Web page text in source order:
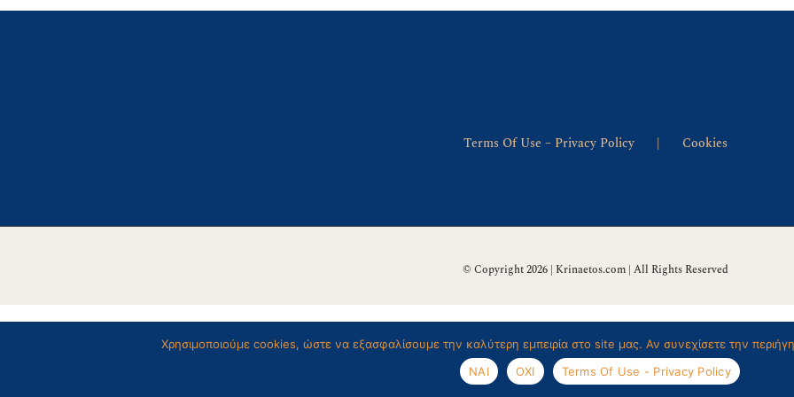
Terms Of Use – Privacy Policy Cookies
© Copyright 2026 | Krinaetos.com | All Rights Reserved
Χρησιμοποιούμε cookies, ώστε να εξασφαλίσουμε την καλύτερη εμπειρία στο site μας. Αν συνεχίσετε την
ΝΑΙ
ΟΧΙ Terms Of Use - Privacy Policy